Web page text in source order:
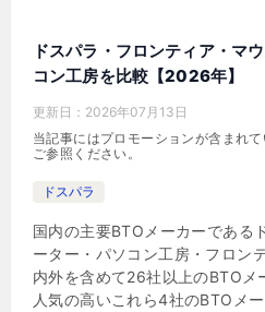
ドスパラ・フロンティア・マ
コン工房を比較【2026年】
更新日： 2026年07月13日
当記事にはプロモーションが含まれ
ご参照ください。
ドスパラ
国内の主要BTOメーカーである
ーター・パソコン工房・フロン
内外を含めて26社以上のBTOメ
人気の高いこれら4社のBTOメ